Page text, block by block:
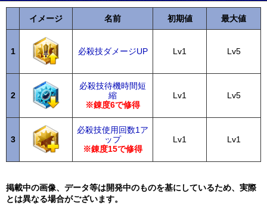
イメージ 名前 初期値 最大値
1 必殺技ダメージUP Lv1 Lv5
2
必殺技待機時間短
縮
※錬度6で修得
Lv1 Lv5
3
必殺技使用回数1ア
ップ
※錬度15で修得
Lv1 Lv1
掲載中の画像、データ等は開発中のものを基にしているため、実際
とは異なる場合がございます。